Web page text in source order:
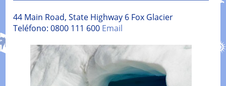
44 Main Road, State Highway 6 Fox Glacier
Teléfono: 0800 111 600 Email